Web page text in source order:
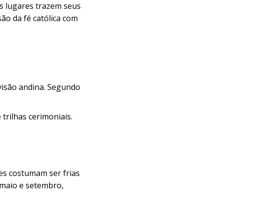
lugares trazem seus
da fé católica com
andina. Segundo
cerimoniais.
costumam ser frias
e setembro,